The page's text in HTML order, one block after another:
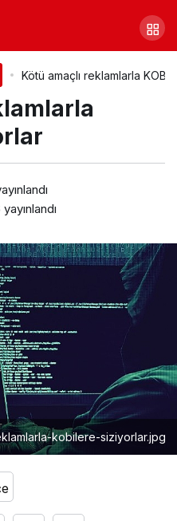
Kötü amaçlı reklamlarla
yayınlandı
kobilere-siziyorlar.jpg
Elektrikli
Satışta